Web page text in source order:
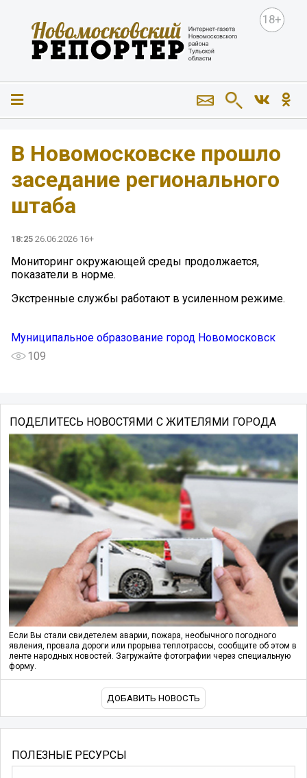
18+
В Новомосковске прошло
заседание регионального
штаба
18:25 26.06.2026 16+
Мониторинг окружающей среды продолжается,
показатели в норме.
Экстренные службы работают в усиленном режиме.
Муниципальное образование город Новомосковск
109
ПОДЕЛИТЕСЬ НОВОСТЯМИ С ЖИТЕЛЯМИ ГОРОДА
Если Вы стали свидетелем аварии, пожара, необычного погодного
явления, провала дороги или прорыва теплотрассы, сообщите об этом в
ленте народных новостей. Загружайте фотографии через специальную
форму.
ДОБАВИТЬ НОВОСТЬ
ПОЛЕЗНЫЕ РЕСУРСЫ